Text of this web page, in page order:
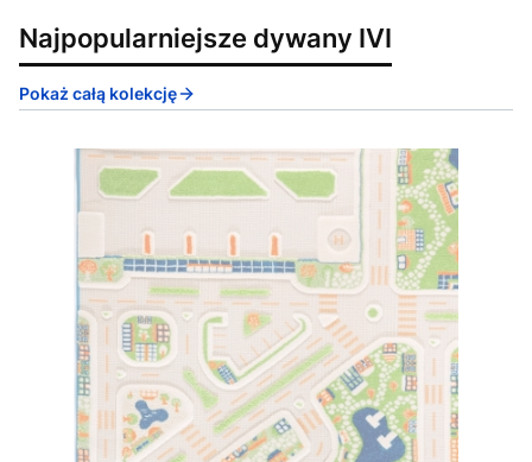
Najpopularniejsze dywany IVI
Pokaż całą kolekcję